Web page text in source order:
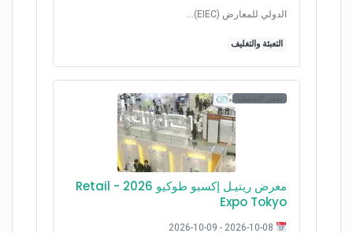
الدولي للمعارض (EIEC)…
التعبئة والتغليف
نفس التصنيف
معرض ريتيـل إكسبو طوكيو 2026 - Retail
Expo Tokyo